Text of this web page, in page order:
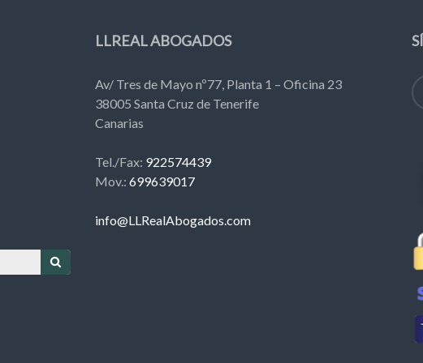
LLREAL ABOGADOS
Av/ Tres de Mayo nº77, Planta 1 – Oficina 23
38005 Santa Cruz de Tenerife
Canarias
Tel./Fax: 922574439
Mov.: 699639017
info@LLRealAbogados.com